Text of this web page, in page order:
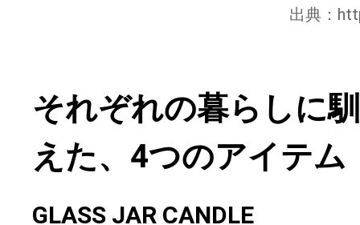
出典：
それぞれの暮らしに
えた、4つのアイテム
GLASS JAR CANDLE